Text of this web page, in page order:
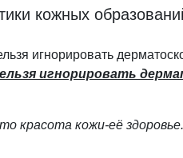
кожных
игнорировать
игнорировать
красота кожи-её здоровье.